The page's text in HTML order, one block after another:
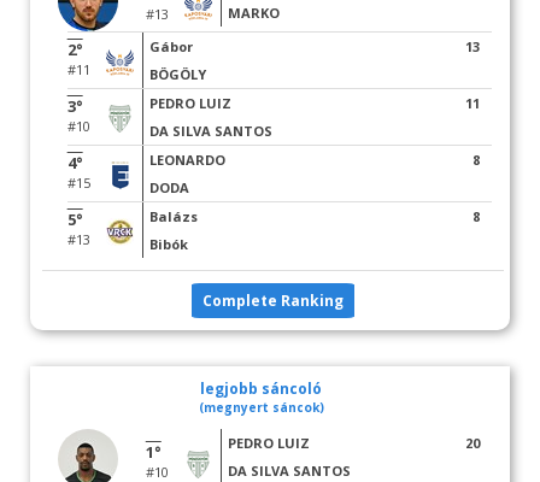
#13 MARKO
2°
#11
Gábor
BÖGÖLY
13
3°
#10
PEDRO LUIZ
DA SILVA SANTOS
11
4°
#15
LEONARDO
DODA
8
5°
#13
Balázs
Bibók
8
Complete Ranking
legjobb sáncoló
(megnyert sáncok)
1°
#10
PEDRO LUIZ
DA SILVA SANTOS
20